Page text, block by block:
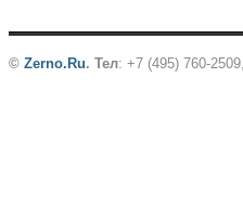
© Zerno.Ru. Тел: +7 (495) 760-2509,